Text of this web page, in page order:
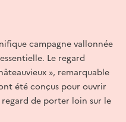
campagne vallonnée
Le regard
», remarquable
été conçus pour ouvrir
de porter loin sur le